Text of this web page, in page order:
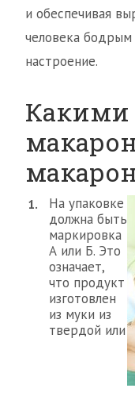
и обеспечивая
человека
настроение.
На упаковке
должна быть
маркировка
А или Б. Это
означает,
что продукт
изготовлен
из муки из
твердой или